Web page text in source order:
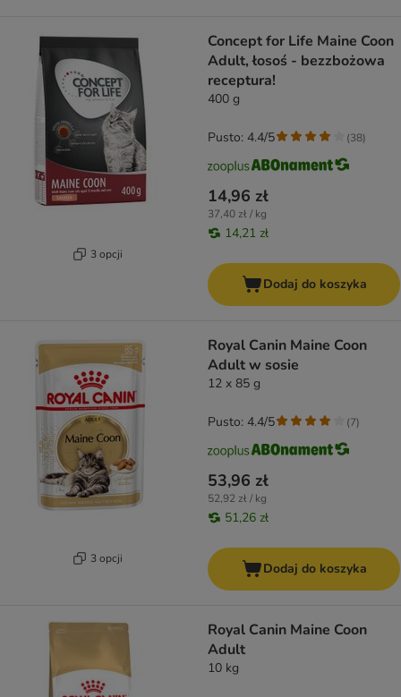
3 opcji
Concept for Life Maine Coon
Adult, łosoś - bezzbożowa
receptura!
400 g
14,96 zł
37,40 zł / kg
14,21 zł
Pusto: 4.4/5 (38)
Dodaj do koszyka
3 opcji
Royal Canin Maine Coon
Adult w sosie
12 x 85 g
53,96 zł
52,92 zł / kg
51,26 zł
Pusto: 4.4/5 (7)
Dodaj do koszyka
Royal Canin Maine Coon
Adult
10 kg